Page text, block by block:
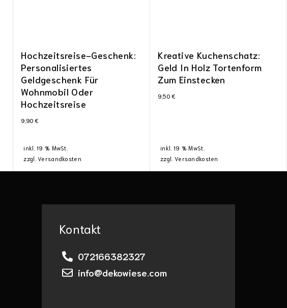
Hochzeitsreise-Geschenk:
Personalisiertes
Geldgeschenk Für
Wohnmobil Oder
Hochzeitsreise
9,90 €
inkl. 19 % MwSt.
zzgl.Versandkosten
Kreative Kuchenschatz:
Geld In Holz Tortenform
Zum Einstecken
9,50 €
inkl. 19 % MwSt.
zzgl. Versandkosten
Kontakt
072166382327
info@dekowiese.com